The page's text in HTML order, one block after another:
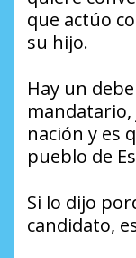
que actúo
su hijo.
Hay un
mandatario,
nación y es
pueblo de
Si lo dijo
candidato,